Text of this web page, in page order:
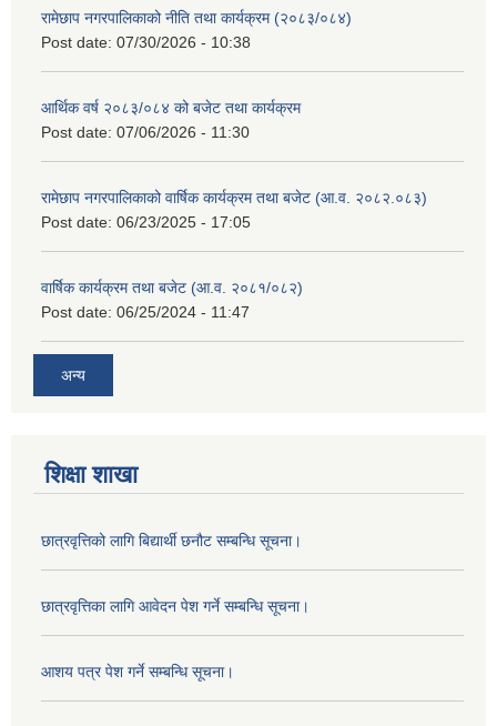
रामेछाप नगरपालिकाको नीति तथा कार्यक्रम (२०८३/०८४)
Post date: 07/30/2026 - 10:38
आर्थिक वर्ष २०८३/०८४ को बजेट तथा कार्यक्रम
Post date: 07/06/2026 - 11:30
रामेछाप नगरपालिकाको वार्षिक कार्यक्रम तथा बजेट (आ.व. २०८२.०८३)
Post date: 06/23/2025 - 17:05
वार्षिक कार्यक्रम तथा बजेट (आ.व. २०८१/०८२)
Post date: 06/25/2024 - 11:47
अन्य
शिक्षा शाखा
छात्रवृत्तिको लागि बिद्यार्थी छनौट सम्बन्धि सूचना।
छात्रवृत्तिका लागि आवेदन पेश गर्ने सम्बन्धि सूचना।
आशय पत्र पेश गर्ने सम्बन्धि सूचना।